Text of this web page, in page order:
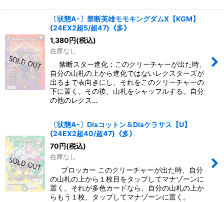
〔状態A-〕禁断英雄モモキングダムX【KGM】
{24EX2超5/超47}《多》
1,380 円(税込)
在庫なし
禁断スター進化：このクリーチャーが出た時、
自分の山札の上から進化ではないレクスターズが
出るまで表向きにし、それをこのクリーチャーの
下に置く。その後、山札をシャッフルする。自分
の他のレクス…
〔状態A-〕Disコットン＆Disケラサス【U】
{24EX2超40/超47}《多》
70 円(税込)
在庫なし
ブロッカー このクリーチャーが出た時、自分
の山札の上から１枚目をタップしてマナゾーンに
置く。それが多色カードなら、自分の山札の上か
らもう１枚、タップしてマナゾーンに置く。